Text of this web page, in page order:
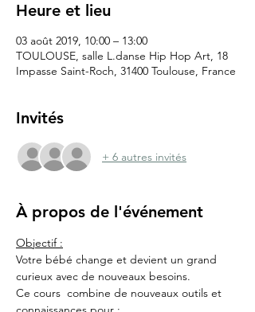
Heure et lieu
03 août 2019, 10:00 – 13:00
TOULOUSE, salle L.danse Hip Hop Art, 18
Impasse Saint-Roch, 31400 Toulouse, France
Invités
+ 6 autres invités
À propos de l'événement
Objectif :
Votre bébé change et devient un grand
curieux avec de nouveaux besoins.
Ce cours  combine de nouveaux outils et